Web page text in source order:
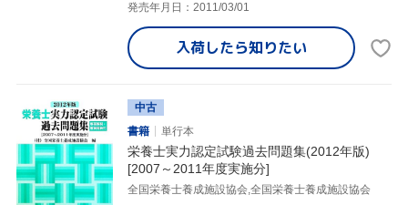
発売年月日：2011/03/01
入荷したら知りたい
中古
書籍
単行本
栄養士実力認定試験過去問題集(2012年版)
[2007～2011年度実施分]
全国栄養士養成施設協会,全国栄養士養成施設協会